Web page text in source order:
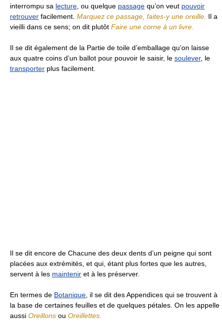
interrompu sa lecture , ou quelque passage qu’on veut pouvoir
retrouver facilement. Marquez ce passage, faites-y une oreille. Il a
vieilli dans ce sens; on dit plutôt Faire une corne à un livre.
Il se dit également de la Partie de toile d’emballage qu’on laisse
aux quatre coins d’un ballot pour pouvoir le saisir, le soulever, le
transporter plus facilement.
Il se dit encore de Chacune des deux dents d’un peigne qui sont
placées aux extrémités, et qui, étant plus fortes que les autres,
servent à les maintenir et à les préserver.
En termes de Botanique , il se dit des Appendices qui se trouvent à
la base de certaines feuilles et de quelques pétales. On les appelle
aussi Oreillons ou Oreillettes.